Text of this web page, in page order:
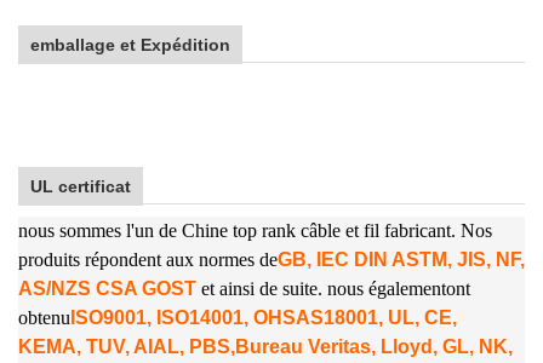
emballage et Expédition
UL certificat
nous sommes l'un de Chine top rank câble et fil fabricant. Nos
produits répondent aux normes deGB, IEC DIN ASTM, JIS, NF,
AS/NZS CSA GOST et ainsi de suite. nous égalementont
obtenu ISO9001, ISO14001, OHSAS18001, UL, CE,
KEMA, TUV, AIAL, PBS,Bureau Veritas, Lloyd, GL, NK,